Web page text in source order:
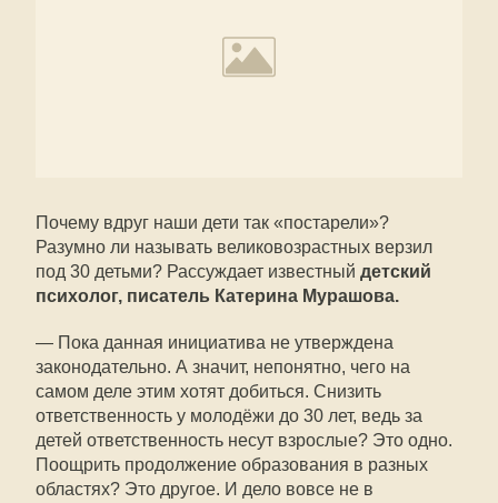
Почему вдруг наши дети так «постарели»?
Разумно ли называть великовозрастных верзил
под 30 детьми? Рассуждает известный детский
психолог, писатель Катерина Мурашова.
— Пока данная инициатива не утверждена
законодательно. А значит, непонятно, чего на
самом деле этим хотят добиться. Снизить
ответственность у молодёжи до 30 лет, ведь за
детей ответственность несут взрослые? Это одно.
Поощрить продолжение образования в разных
областях? Это другое. И дело вовсе не в